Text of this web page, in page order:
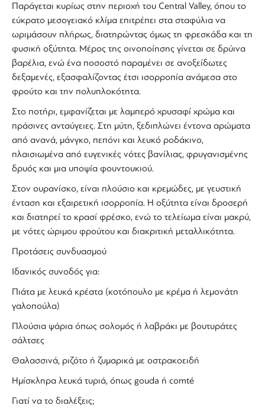
Παράγεται κυρίως στην περιοχή του Central Valley, όπου το
εύκρατο μεσογειακό κλίμα επιτρέπει στα σταφύλια να
ωριμάσουν πλήρως, διατηρώντας όμως τη φρεσκάδα και τη
φυσική οξύτητα. Μέρος της οινοποίησης γίνεται σε δρύινα
βαρέλια, ενώ ένα ποσοστό παραμένει σε ανοξείδωτες
δεξαμενές, εξασφαλίζοντας έτσι ισορροπία ανάμεσα στο
φρούτο και την πολυπλοκότητα.
Στο ποτήρι, εμφανίζεται με λαμπερό χρυσαφί χρώμα και
πράσινες ανταύγειες. Στη μύτη, ξεδιπλώνει έντονα αρώματα
από ανανά, μάνγκο, πεπόνι και λευκό ροδάκινο,
πλαισιωμένα από ευγενικές νότες βανίλιας, φρυγανισμένης
δρυός και μια υποψία φουντουκιού.
Στον ουρανίσκο, είναι πλούσιο και κρεμώδες, με γευστική
ένταση και εξαιρετική ισορροπία. Η οξύτητα είναι δροσερή
και διατηρεί το κρασί φρέσκο, ενώ το τελείωμα είναι μακρύ,
με νότες ώριμου φρούτου και διακριτική μεταλλικότητα.
Προτάσεις συνδυασμού
Ιδανικός συνοδός για:
Πιάτα με λευκά κρέατα (κοτόπουλο με κρέμα ή λεμονάτη
γαλοπούλα)
Πλούσια ψάρια όπως σολομός ή λαβράκι με βουτυράτες
σάλτσες
Θαλασσινά, ριζότο ή ζυμαρικά με οστρακοειδή
Ημίσκληρα λευκά τυριά, όπως gouda ή comté
Γιατί να το διαλέξεις;